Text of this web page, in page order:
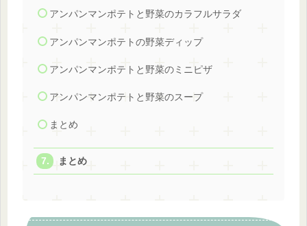
アンパンマンポテトと野菜のカラフルサラダ
アンパンマンポテトの野菜ディップ
アンパンマンポテトと野菜のミニピザ
アンパンマンポテトと野菜のスープ
まとめ
まとめ